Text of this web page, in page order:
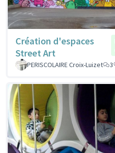
Création d'espaces
Street Art
PERISCOLAIRE Croix-Luizet
3